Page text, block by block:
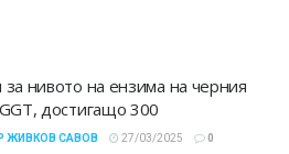
нивото на ензима на черния
достигащо 300
ЖИВКОВ САВОВ 27/03/2025 0